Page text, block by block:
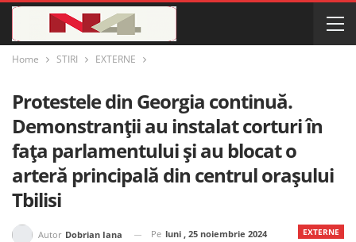
Home STIRI EXTERNE
Protestele din Georgia continuă.
Demonstranții au instalat corturi în
fața parlamentului și au blocat o
arteră principală din centrul orașului
Tbilisi
EXTERNE
Autor Dobrian Iana Pe luni , 25 noiembrie 2024